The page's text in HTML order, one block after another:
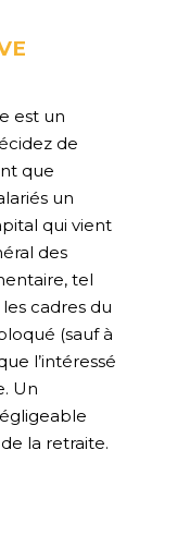
est un
de
que
un
qui vient
des
tel
cadres du
(sauf à
l’intéressé
Un
la retraite.